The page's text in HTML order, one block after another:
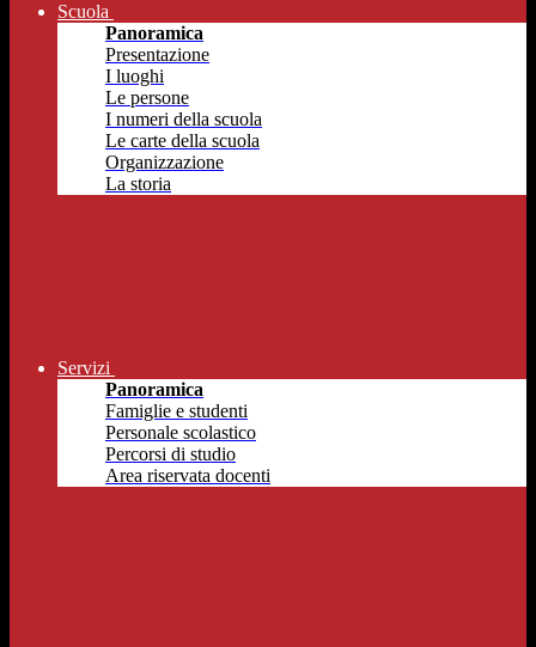
Scuola
Panoramica
Presentazione
I luoghi
Le persone
I numeri della scuola
Le carte della scuola
Organizzazione
La storia
Servizi
Panoramica
Famiglie e studenti
Personale scolastico
Percorsi di studio
Area riservata docenti